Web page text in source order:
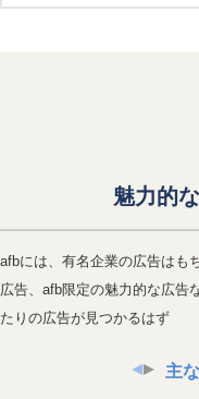
魅力的
afbには、有名企業の広告はも
広告、afb限定の魅力的な広告
たりの広告が見つかるはず
主